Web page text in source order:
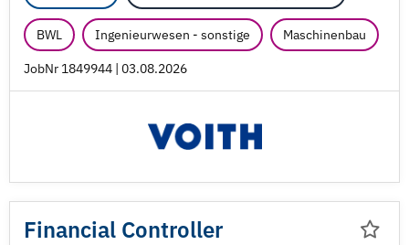
BWL Ingenieurwesen - sonstige Maschinenbau
JobNr 1849944 | 03.08.2026
Financial Controller